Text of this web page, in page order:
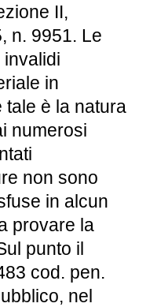
II,
n. 9951. Le
in
tale è la natura
numerosi
non sono
in alcun
provare la
punto il
cod. pen.
nel